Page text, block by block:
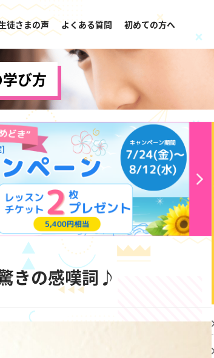
徒さまの声 よくある質問 初めての方へ
び方
きの感嘆詞♪